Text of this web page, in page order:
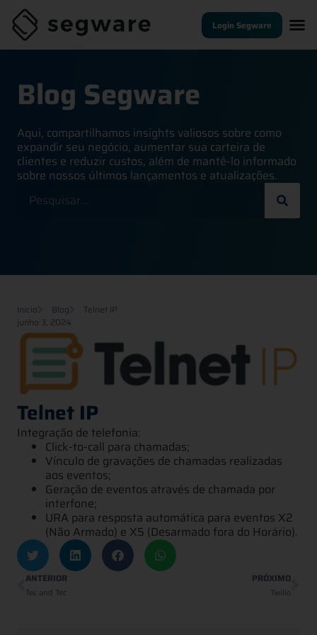
Login Segware
Blog Segware
Aqui, compartilhamos insights valiosos sobre como
expandir seu negócio, aumentar sua carteira de
clientes e reduzir custos, além de mantê-lo informado
sobre nossos últimos lançamentos e atualizações.
Início Blog
Telnet IP
junho 3, 2024
Telnet IP
Integração de telefonia:
Click-to-call para chamadas;
Vínculo de gravações de chamadas realizadas
aos eventos;
Geração de eventos através de chamada por
interfone;
URA para resposta automática para eventos X2
(Não Armado) e X5 (Desarmado fora do Horário).
ANTERIOR
Tec and Tec
PRÓXIMO
Twilio